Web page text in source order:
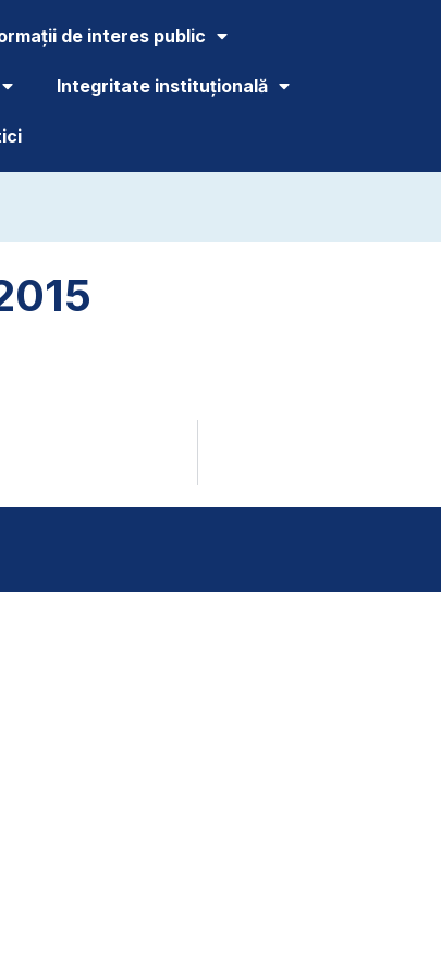
de interes public
Integritate instituțională